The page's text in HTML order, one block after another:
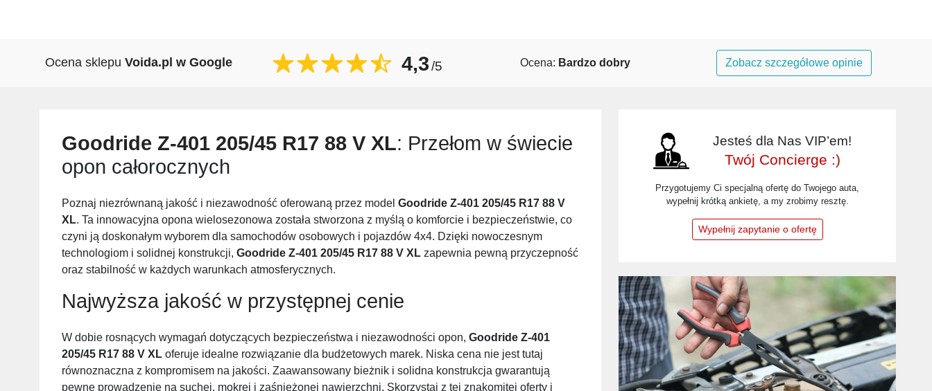
Ocena sklepu Voida.pl w Google 4,3/5 Ocena: Bardzo dobry Zobacz szczegółowe opinie
Goodride Z-401 205/45 R17 88 V XL: Przełom w świecie
opon całorocznych
Poznaj niezrównaną jakość i niezawodność oferowaną przez model Goodride Z-401 205/45 R17 88 V
XL. Ta innowacyjna opona wielosezonowa została stworzona z myślą o komforcie i bezpieczeństwie, co
czyni ją doskonałym wyborem dla samochodów osobowych i pojazdów 4x4. Dzięki nowoczesnym
technologiom i solidnej konstrukcji, Goodride Z-401 205/45 R17 88 V XL zapewnia pewną przyczepność
oraz stabilność w każdych warunkach atmosferycznych.
Najwyższa jakość w przystępnej cenie
W dobie rosnących wymagań dotyczących bezpieczeństwa i niezawodności opon, Goodride Z-401
205/45 R17 88 V XL oferuje idealne rozwiązanie dla budżetowych marek. Niska cena nie jest tutaj
równoznaczna z kompromisem na jakości. Zaawansowany bieżnik i solidna konstrukcja gwarantują
pewne prowadzenie na suchej, mokrej i zaśnieżonej nawierzchni. Skorzystaj z tej znakomitej oferty i
Jesteś dla Nas VIP’em!
Twój Concierge :)
Przygotujemy Ci specjalną ofertę do Twojego auta,
wypełnij krótką ankietę, a my zrobimy resztę.
Wypełnij zapytanie o ofertę